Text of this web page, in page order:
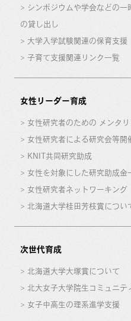
シンポジウムや学会などの一
の貸し出し
大学入学試験関連の保育支援
子育て支援関連リンク一覧
女性リーダー育成
女性研究者のための メンタ
女性研究者による研究会等開
KNIT共同研究助成
女性を対象にした研究助成金
女性研究者ネットワーキング
北海道大学桂田芳枝賞につい
次世代育成
北海道大学大塚賞について
北大女子大学院生コミュニテ
女子中高生の理系進学支援